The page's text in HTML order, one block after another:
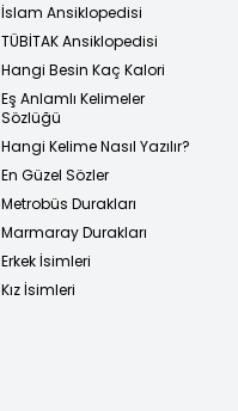
İslam Ansiklopedisi
TÜBİTAK Ansiklopedisi
Hangi Besin Kaç Kalori
Eş Anlamlı Kelimeler
Sözlüğü
Hangi Kelime Nasıl Yazılır?
En Güzel Sözler
Metrobüs Durakları
Marmaray Durakları
Erkek İsimleri
Kız İsimleri